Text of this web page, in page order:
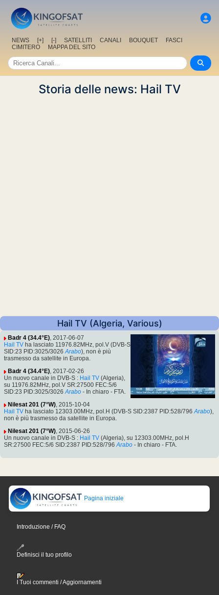
NEWS [+] [-] SATELLITI CANALI BOUQUET
FASCI
CIMITERO
MAPPA DEL SITO
Storia delle news: Hail TV
Hail TV (Algeria, Various)
Badr 4 (34.4°E), 2017-06-07
Hail TV ha lasciato 11976.82MHz, pol.V (DVB-S
SID:23 PID:3025/3026 Arabo), non è più
trasmesso da satellite in Europa.
Badr 4 (34.4°E), 2017-02-26
Un nuovo canale in DVB-S : Hail TV (Algeria),
su 11976.82MHz, pol.V SR:27500 FEC:5/6
SID:23 PID:3025/3026 Arabo - In chiaro - FTA.
Nilesat 201 (7°W), 2015-10-04
Hail TV ha lasciato 12303.00MHz, pol.H (DVB-S SID:2387 PID:528/796 Arabo),
non è più trasmesso da satellite in Europa.
Nilesat 201 (7°W), 2015-06-26
Un nuovo canale in DVB-S : Hail TV (Algeria), su 12303.00MHz, pol.H
SR:27500 FEC:5/6 SID:2387 PID:528/796 Arabo - In chiaro - FTA.
Pagina iniziale
Introduzione / FAQ
Definisci il tuo profilo
I Tuoi commenti / Aggiornamenti